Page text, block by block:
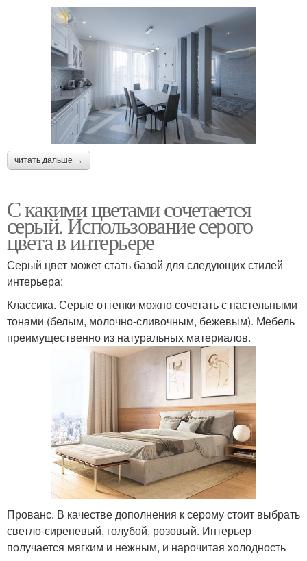
читать дальше →
С какими цветами сочетается
серый. Использование серого
цвета в интерьере
Серый цвет может стать базой для следующих стилей
интерьера:
Классика. Серые оттенки можно сочетать с пастельными
тонами (белым, молочно-сливочным, бежевым). Мебель
преимущественно из натуральных материалов.
Прованс. В качестве дополнения к серому стоит выбрать
светло-сиреневый, голубой, розовый. Интерьер
получается мягким и нежным, и нарочитая холодность